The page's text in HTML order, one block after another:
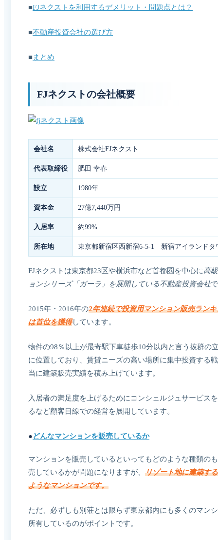
■FJネクストを利用するデメリット・問題点とは？
■不動産投資会社の選び方
■まとめ
FJネクストの会社概要
会社名 株式会社FJネクスト
代表取締役 肥田 幸春
設立 1980年
資本金 27億7,440万円
入居率 約99%
所在地 東京都新宿区西新宿6-5-1 新宿アイランドタ
FJネクストは東京都23区や横浜市など首都圏を中心に高
ョンシリーズ「ガーラ」を展開している不動産投資会社
2015年・2016年の2年連続で投資用マンション販売ラン
は首位を獲得しています。
物件の98％以上が最寄駅下車徒歩10分以内と言う抜群の
に位置しており、賃貸ニーズの高い場所に集中投資する
当に建築販売実績を積み上げています。
入居者の満足度を上げるためにコンシェルジュサービス
るなど顧客目線での経営を展開しています。
●どんなマンションを販売しているか
マンションを販売しているといってもどのような種類の
売しているかが問題になりますが、 リゾート地に建築す
ようなマンションです。
ただ、必ずしも別荘とは限らず東京都内にも多くのマン
所有しているのがポイントです。